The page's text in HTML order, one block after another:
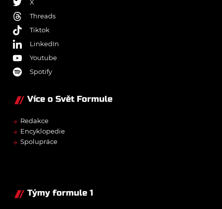
X
Threads
Tiktok
LinkedIn
Youtube
Spotify
Více o Svět Formule
→ Redakce
→ Encyklopedie
→ Spolupráce
Týmy formule 1